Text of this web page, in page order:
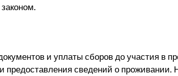
и уплаты сборов до участия в
предоставления сведений о